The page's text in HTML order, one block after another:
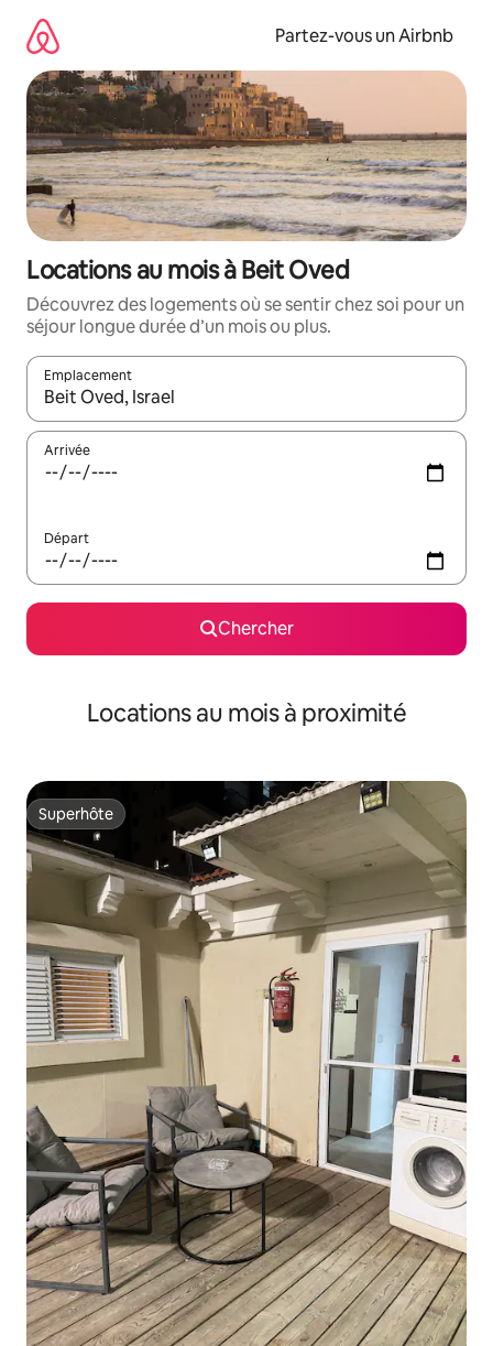
directement
contenu
Partez-vous un Airbnb
Locations au mois à Beit Oved
Découvrez des logements où se sentir chez soi pour un
séjour longue durée d’un mois ou plus.
Emplacement
Quand les résultats sont affichés, parcourez-les en utilisant
Arrivée
Départ
Chercher
Locations au mois à proximité
Superhôte
Superhôte